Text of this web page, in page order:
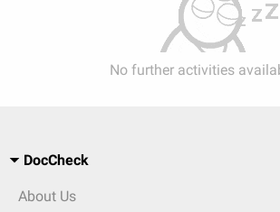
No further activities
DocCheck
About Us